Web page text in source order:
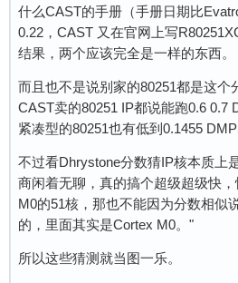
什么CAST的手册（手册日期比
0.22，CAST 又在官网上写
结果，两个应该完全是一样的东西。
而且也不是说别家的80251都是这个
CAST卖的80251 IP都说能跑0.6 0.7
紧凑型的80251也有低到0.1455
不过看Dhrystone分数猜IP核本质上
商闲着无聊，真的搞个超级超级快
M0的51核，那也不能因为分数相似
的，里面其实是Cortex M0。"
所以这些猜测就当图一乐。